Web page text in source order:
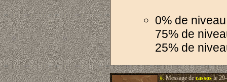
0% de
75% de
25% de
#.Message decassosle